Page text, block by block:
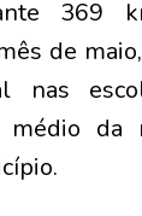
369
de
nas
médio da